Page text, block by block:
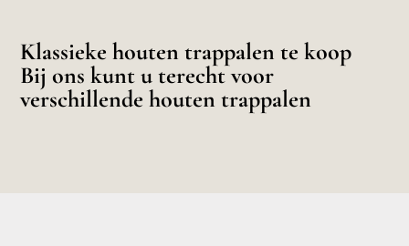
Klassieke houten trappalen te koop
Bij ons kunt u terecht voor
verschillende houten trappalen